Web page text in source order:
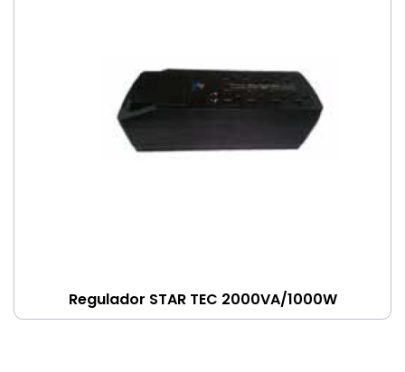
Regulador STAR TEC 2000VA/1000W